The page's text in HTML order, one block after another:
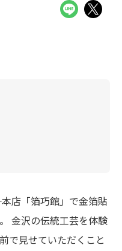
店「箔巧館」で金箔貼
金沢の伝統工芸を体験
で見せていただくこと